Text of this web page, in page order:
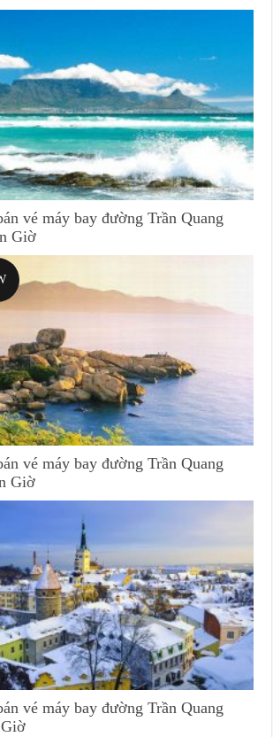
vé máy bay đường Trần Quang
Giờ
vé máy bay đường Trần Quang
Giờ
vé máy bay đường Trần Quang